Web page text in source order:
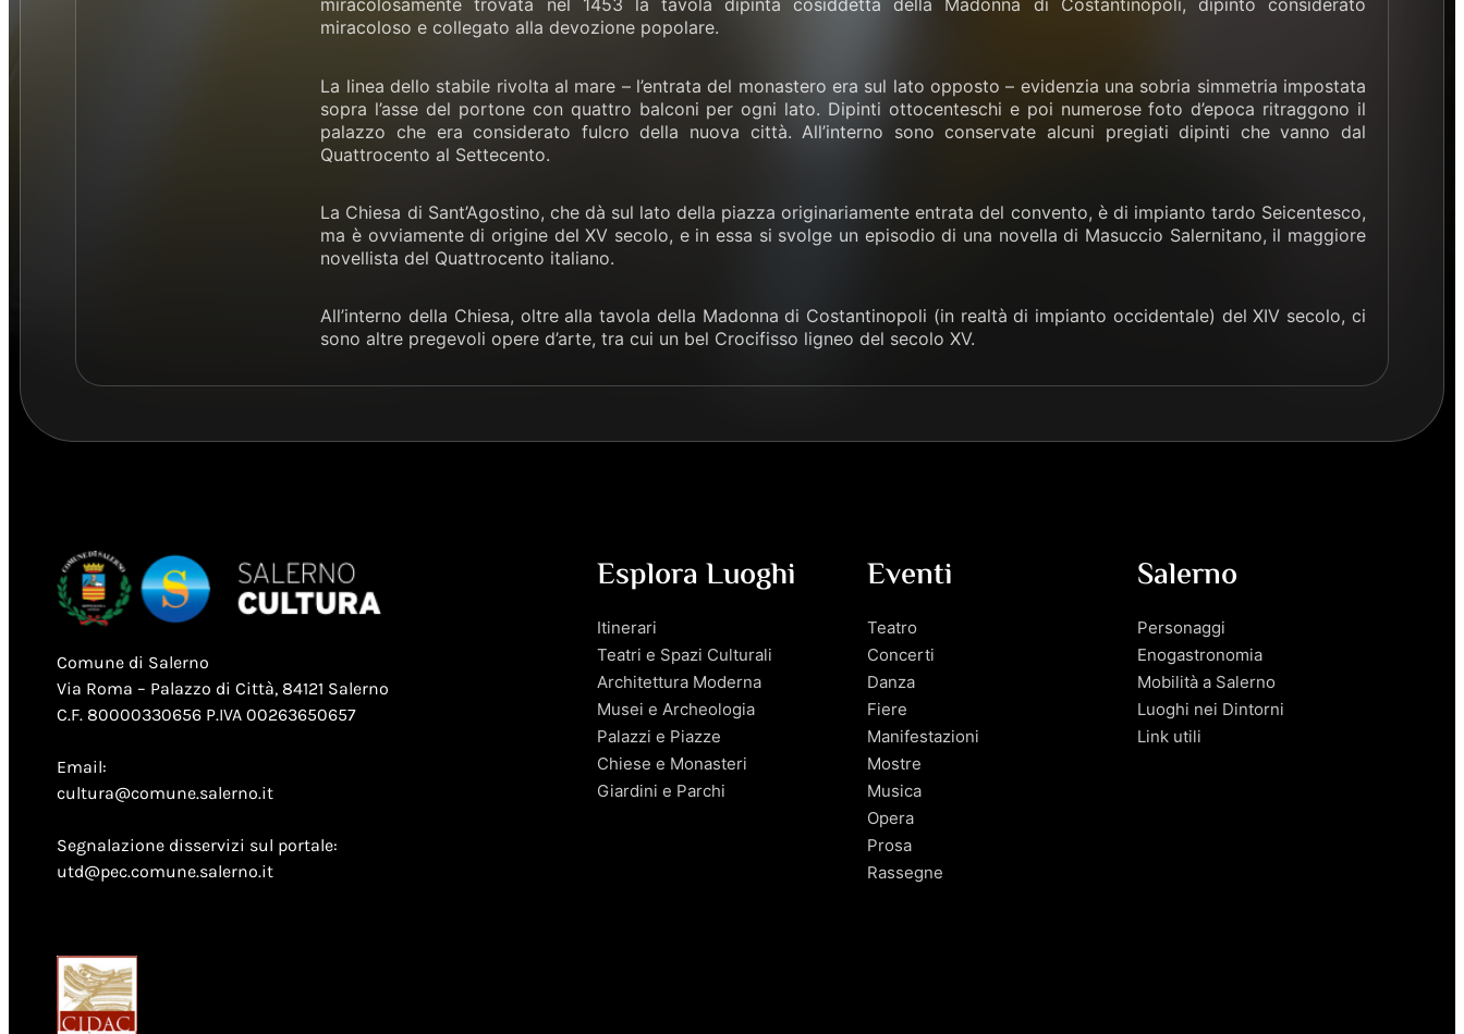
miracolosamente trovata nel 1453 la tavola dipinta cosiddetta della Madonna di Costantinopoli, dipinto considerato
miracoloso e collegato alla devozione popolare.
La linea dello stabile rivolta al mare – l’entrata del monastero era sul lato opposto – evidenzia una sobria simmetria impostata
sopra l’asse del portone con quattro balconi per ogni lato. Dipinti ottocenteschi e poi numerose foto d’epoca ritraggono il
palazzo che era considerato fulcro della nuova città. All’interno sono conservate alcuni pregiati dipinti che vanno dal
Quattrocento al Settecento.
La Chiesa di Sant’Agostino, che dà sul lato della piazza originariamente entrata del convento, è di impianto tardo Seicentesco,
ma è ovviamente di origine del XV secolo, e in essa si svolge un episodio di una novella di Masuccio Salernitano, il maggiore
novellista del Quattrocento italiano.
All’interno della Chiesa, oltre alla tavola della Madonna di Costantinopoli (in realtà di impianto occidentale) del XIV secolo, ci
sono altre pregevoli opere d’arte, tra cui un bel Crocifisso ligneo del secolo XV.
Comune di Salerno
Via Roma – Palazzo di Città, 84121 Salerno
C.F. 80000330656 P.IVA 00263650657
Email:
cultura@comune.salerno.it
Segnalazione disservizi sul portale:
utd@pec.comune.salerno.it
Esplora Luoghi
Itinerari
Teatri e Spazi Culturali
Architettura Moderna
Musei e Archeologia
Palazzi e Piazze
Chiese e Monasteri
Giardini e Parchi
Eventi
Teatro
Concerti
Danza
Fiere
Manifestazioni
Mostre
Musica
Opera
Prosa
Rassegne
Salerno
Personaggi
Enogastronomia
Mobilità a Salerno
Luoghi nei Dintorni
Link utili